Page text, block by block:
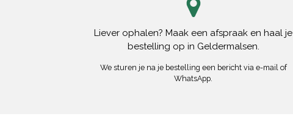
Liever ophalen? Maak een afspraak en haal je
bestelling op in Geldermalsen.
We sturen je na je bestelling een bericht via e-mail of
WhatsApp.